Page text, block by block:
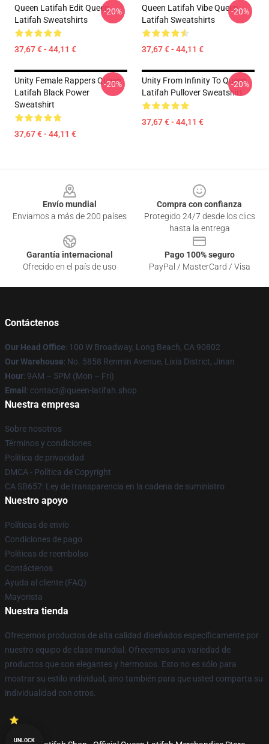
Queen Latifah Edit Queen
Latifah Sweatshirts
37,67 € - 44,11 €
-20%
Queen Latifah Vibe Queen
Latifah Sweatshirts
37,67 € - 44,11 €
-20%
Unity Female Rappers Queen
Latifah Black Power
Sweatshirt
37,67 € - 44,11 €
-20%
Unity From Infinity To Queen
Latifah Pullover Sweatshirt
37,67 € - 44,11 €
-20%
Envío mundial
Enviamos a más de 200 países
Compra con confianza
Protegido 24/7 desde los clics
hasta la entrega
Garantía internacional
Ofrecido en el país de uso
Pago 100% seguro
PayPal / MasterCard / Visa
Contáctenos
Our Head Office: 100 W Broadway, Long Beach, CA 90802
Our Warehouse: No. 5858 Renmin Avenue, Lixia District, Jinan
Hour: 9AM – 5PM (Mon – Fri)
Email : contact@queen-latifah.shop
Nuestra empresa
Sobre nosotros
Términos y condiciones
Política de privacidad
DMCA - Política de Copyright
CA SB657: Ley de transparencia en la cadena de suministro
Nuestro apoyo
Políticas de envío
Condiciones de pago
Políticas de reembolso
Contáctenos
Ayuda al cliente (FAQ)
Mayorista
Nuestra tienda
Ofrecemos productos de alta calidad diseñados específicamente por
nuestro equipo de clase mundial. Ofrecemos una variedad de
productos que son elegantes y hermosos. Esto no es sólo para
mostrar su estilo individual, sino también para que usted comparta su
individualidad con otros.
UNLOCK